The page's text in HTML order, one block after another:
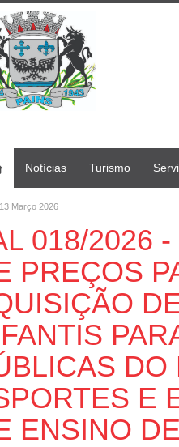
Notícias Turismo
Março 2026
018/2026
PREÇOS
DO
E
ENSINO